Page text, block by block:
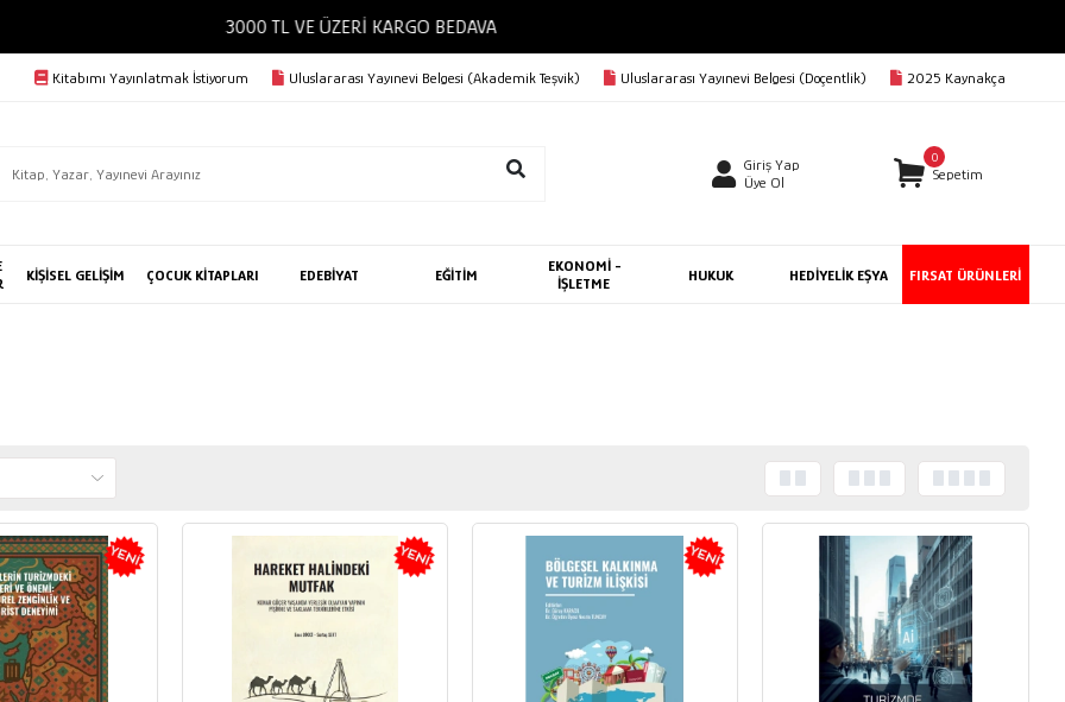
3000 TL VE ÜZERİ KARGO BEDAVA
Kitabımı Yayınlatmak İstiyorum Uluslararası Yayınevi Belgesi (Akademik Teşvik) Uluslararası Yayınevi Belgesi (Doçentlik) 2025 Kaynakça
Giriş Yap
Üye Ol
0
Sepetim
KİŞİSEL GELİŞİM ÇOCUK KİTAPLARI EDEBİYAT EĞİTİM
EKONOMİ -
İŞLETME
HUKUK HEDİYELİK EŞYA FIRSAT ÜRÜNLERİ